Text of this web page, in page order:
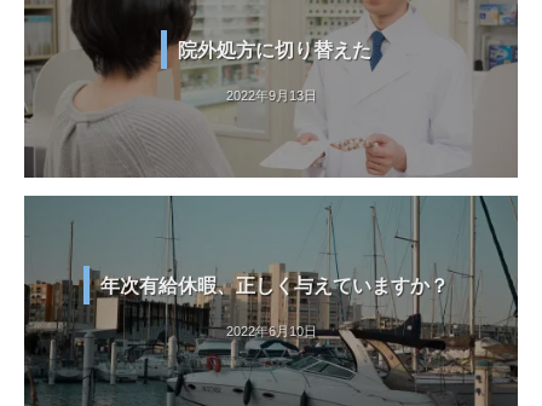
院外処方に切り替えた
2022年9月13日
年次有給休暇、正しく与えていますか？
2022年6月10日